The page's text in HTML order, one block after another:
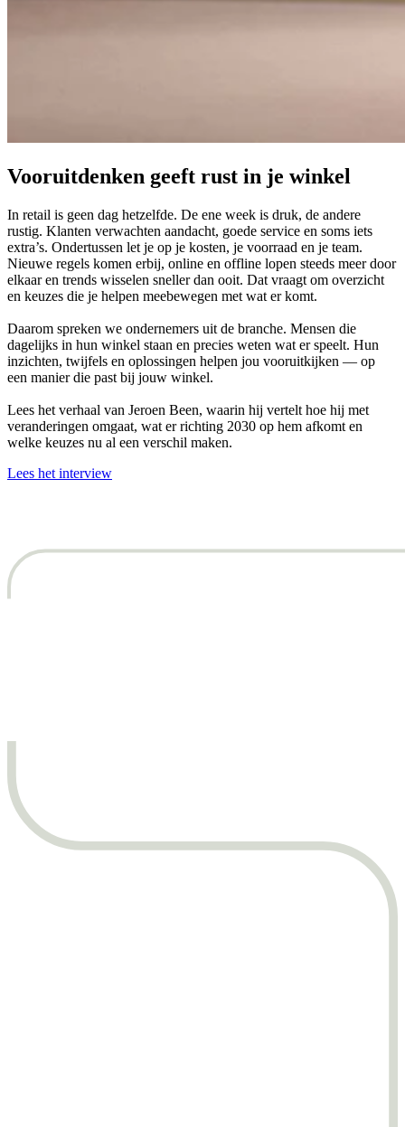
Vooruitdenken geeft rust in je winkel
In retail is geen dag hetzelfde. De ene week is druk, de andere
rustig. Klanten verwachten aandacht, goede service en soms iets
extra’s. Ondertussen let je op je kosten, je voorraad en je team.
Nieuwe regels komen erbij, online en offline lopen steeds meer door
elkaar en trends wisselen sneller dan ooit. Dat vraagt om overzicht
en keuzes die je helpen meebewegen met wat er komt.
Daarom spreken we ondernemers uit de branche. Mensen die
dagelijks in hun winkel staan en precies weten wat er speelt. Hun
inzichten, twijfels en oplossingen helpen jou vooruitkijken — op
een manier die past bij jouw winkel.
Lees het verhaal van Jeroen Been, waarin hij vertelt hoe hij met
veranderingen omgaat, wat er richting 2030 op hem afkomt en
welke keuzes nu al een verschil maken.
Lees het interview